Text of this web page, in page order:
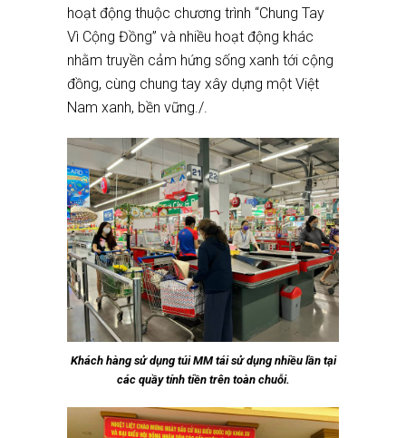
hoạt động thuộc chương trình “Chung Tay
Vì Cộng Đồng” và nhiều hoạt động khác
nhằm truyền cảm hứng sống xanh tới cộng
đồng, cùng chung tay xây dựng một Việt
Nam xanh, bền vững./.
Khách hàng sử dụng túi MM tái sử dụng nhiều lần tại
các quầy tính tiền trên toàn chuỗi.